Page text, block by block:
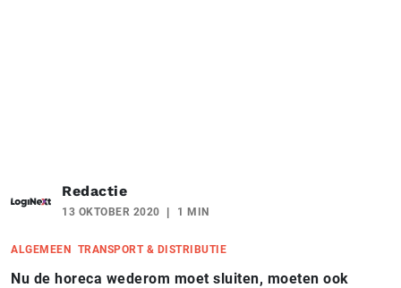
Redactie
13 OKTOBER 2020 1 MIN
ALGEMEEN TRANSPORT & DISTRIBUTIE
Nu de horeca wederom moet sluiten, moeten ook